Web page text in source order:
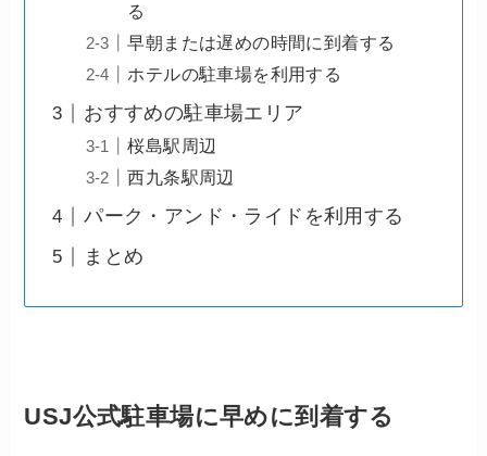
る
早朝または遅めの時間に到着する
ホテルの駐車場を利用する
おすすめの駐車場エリア
桜島駅周辺
西九条駅周辺
パーク・アンド・ライドを利用する
まとめ
USJ公式駐車場に早めに到着する